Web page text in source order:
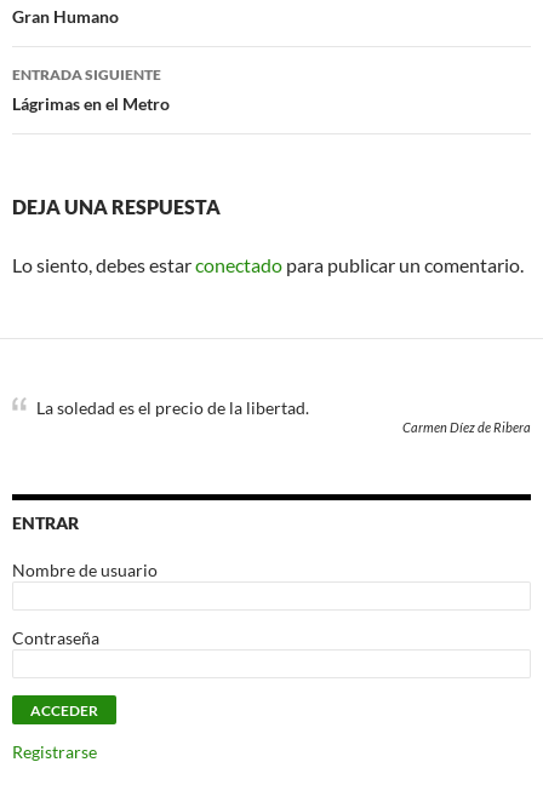
de
entradas
Gran Humano
ENTRADA SIGUIENTE
Lágrimas en el Metro
DEJA UNA RESPUESTA
Lo siento, debes estarconectado para publicar un comentario.
La soledad es el precio de la libertad.
Carmen Díez de Ribera
ENTRAR
Nombre de usuario
Contraseña
Registrarse